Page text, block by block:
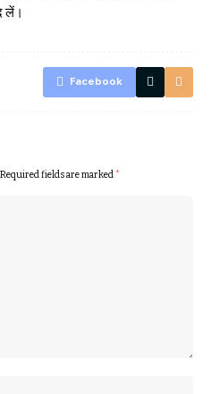
लें।
Facebook
Required fields are marked*